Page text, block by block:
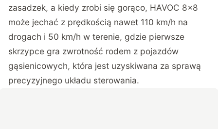
zasadzek, a kiedy zrobi się gorąco, HAVOC 8×8
może jechać z prędkością nawet 110 km/h na
drogach i 50 km/h w terenie, gdzie pierwsze
skrzypce gra zwrotność rodem z pojazdów
gąsienicowych, która jest uzyskiwana za sprawą
precyzyjnego układu sterowania.